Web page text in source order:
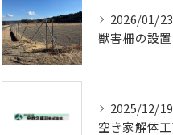
2026/01/23
2025/12/19